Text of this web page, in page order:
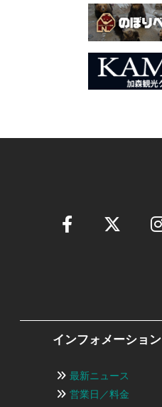
インフォメーション
最新ニュース
営業日／料金